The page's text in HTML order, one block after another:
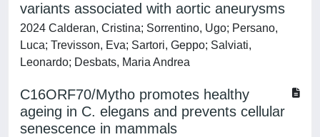
variants associated with aortic aneurysms
2024 Calderan, Cristina; Sorrentino, Ugo; Persano,
Luca; Trevisson, Eva; Sartori, Geppo; Salviati,
Leonardo; Desbats, Maria Andrea
C16ORF70/Mytho promotes healthy
ageing in C. elegans and prevents cellular
senescence in mammals